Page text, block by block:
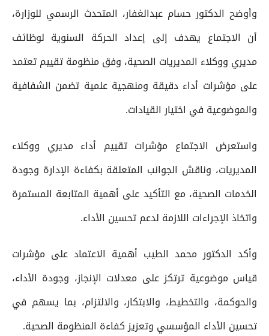
وأوضح الدكتور حسام عبدالغفار، المتحدث الرسمي للوزارة،
أن الاجتماع يهدف إلى إعداد الحركة السنوية لوظائف
مديري ووكلاء المديريات الصحية، وفق منظومة تقييم تعتمد
على مؤشرات أداء دقيقة ومنهجية علمية تضمن الشفافية
والموضوعية في اختيار القيادات.
واستعرض الاجتماع مؤشرات تقييم أداء مديري ووكلاء
المديريات، وناقش الجوانب المتعلقة بكفاءة الإدارة وجودة
الخدمات الصحية، مع التأكيد على أهمية المتابعة المستمرة
واتخاذ الإجراءات اللازمة لدعم تحسين الأداء.
وأكد الدكتور محمد الطيب أهمية الاعتماد على مؤشرات
قياس موضوعية ترتكز على معدلات الإنجاز، وجودة الأداء،
والحوكمة، والتخطيط، والابتكار، والالتزام، بما يسهم في
تحسين الأداء المؤسسي وتعزيز كفاءة المنظومة الصحية.